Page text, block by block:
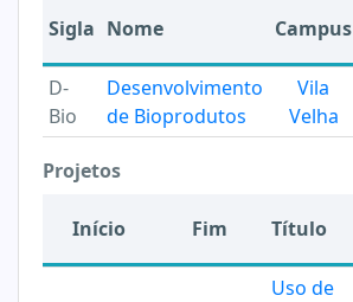
Sigla Nome Campus
D-
Bio
Desenvolvimento
de Bioprodutos
Vila
Velha
Projetos
Início Fim Título
Uso de